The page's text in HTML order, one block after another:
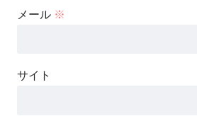
メール ※
サイト